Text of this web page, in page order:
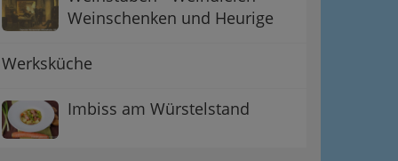
Weinschenken und Heurige
Werksküche
Imbiss am Würstelstand